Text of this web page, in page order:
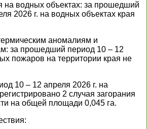
на водных объектах: за прошедший
2026 г. на водных объектах края
аномалиям и
за прошедший период 10 – 12
пожаров на территории края не
10 – 12 апреля 2026 г. на
2 случая загорания
на общей площади 0,045 га.